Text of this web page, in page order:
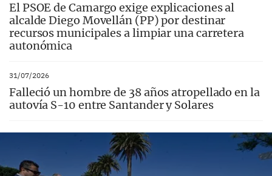
El PSOE de Camargo exige explicaciones al
alcalde Diego Movellán (PP) por destinar
recursos municipales a limpiar una carretera
autonómica
31/07/2026
Falleció un hombre de 38 años atropellado en la
autovía S-10 entre Santander y Solares